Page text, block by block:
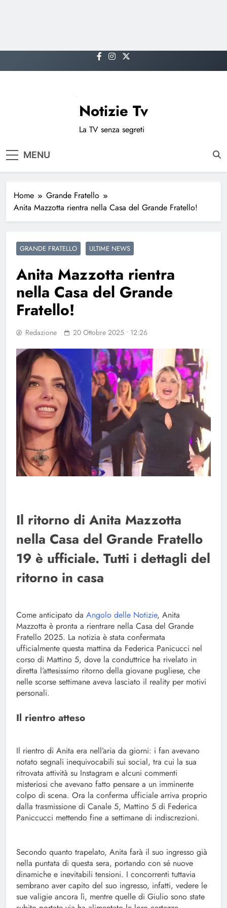
to
Notizie Tv
La TV senza segreti
MENU
Home
Grande Fratello
Anita Mazzotta rientra nella Casa del Grande Fratello!
GRANDE FRATELLO ULTIME NEWS
Anita Mazzotta rientra
nella Casa del Grande
Fratello!
Redazione 20 Ottobre 2025 • 12:26
Il ritorno di Anita Mazzotta
nella Casa del Grande Fratello
19 è ufficiale. Tutti i dettagli del
ritorno in casa
Come anticipato da Angolo delle Notizie, Anita
Mazzotta è pronta a rientrare nella Casa del Grande
Fratello 2025. La notizia è stata confermata
ufficialmente questa mattina da Federica Panicucci nel
corso di Mattino 5, dove la conduttrice ha rivelato in
diretta l’attesissimo ritorno della giovane pugliese, che
nelle scorse settimane aveva lasciato il reality per motivi
personali.
Il rientro atteso
Il rientro di Anita era nell’aria da giorni: i fan avevano
notato segnali inequivocabili sui social, tra cui la sua
ritrovata attività su Instagram e alcuni commenti
misteriosi che avevano fatto pensare a un imminente
colpo di scena. Ora la conferma ufficiale arriva proprio
dalla trasmissione di Canale 5, Mattino 5 di Federica
Paniccucci mettendo fine a settimane di indiscrezioni.
Secondo quanto trapelato, Anita farà il suo ingresso già
nella puntata di questa sera, portando con sé nuove
dinamiche e inevitabili tensioni. I concorrenti tuttavia
sembrano aver capito del suo ingresso, infatti, vedere le
sue valigie ancora lì, mentre quelle di Giulio sono state